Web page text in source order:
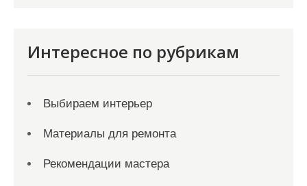
Интересное по рубрикам
Выбираем интерьер
Материалы для ремонта
Рекомендации мастера